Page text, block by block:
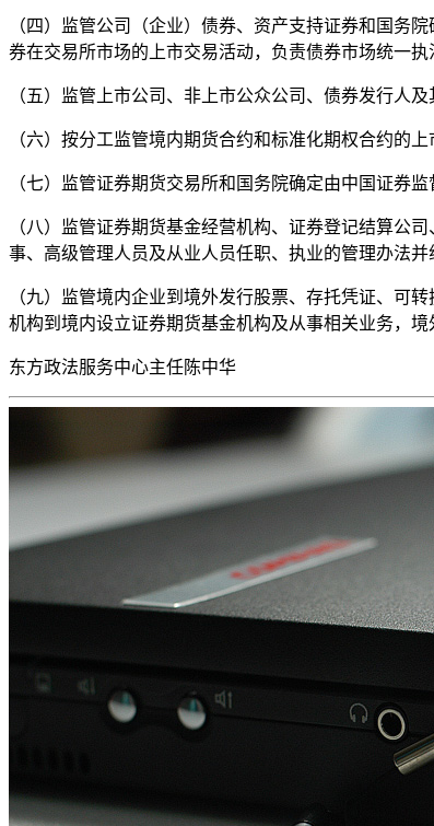
（四）监管公司（企业）债券、资产支持证券和国务
券在交易所市场的上市交易活动，负责债券市场统一执
（五）监管上市公司、非上市公众公司、债券发行人
（六）按分工监管境内期货合约和标准化期权合约的
（七）监管证券期货交易所和国务院确定由中国证券
（八）监管证券期货基金经营机构、证券登记结算公
事、高级管理人员及从业人员任职、执业的管理办法并
（九）监管境内企业到境外发行股票、存托凭证、可
机构到境内设立证券期货基金机构及从事相关业务，
东方政法服务中心主任陈中华